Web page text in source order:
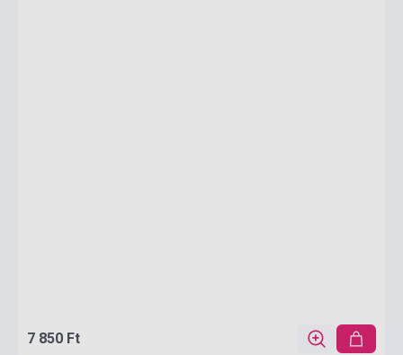
7 850 Ft